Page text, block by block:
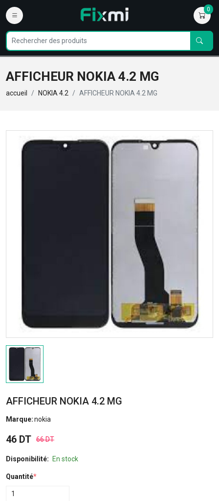
0
AFFICHEUR NOKIA 4.2 MG
accueil NOKIA 4.2 AFFICHEUR NOKIA 4.2 MG
AFFICHEUR NOKIA 4.2 MG
Marque:nokia
46 DT 66 DT
Disponibilité: En stock
Quantité*